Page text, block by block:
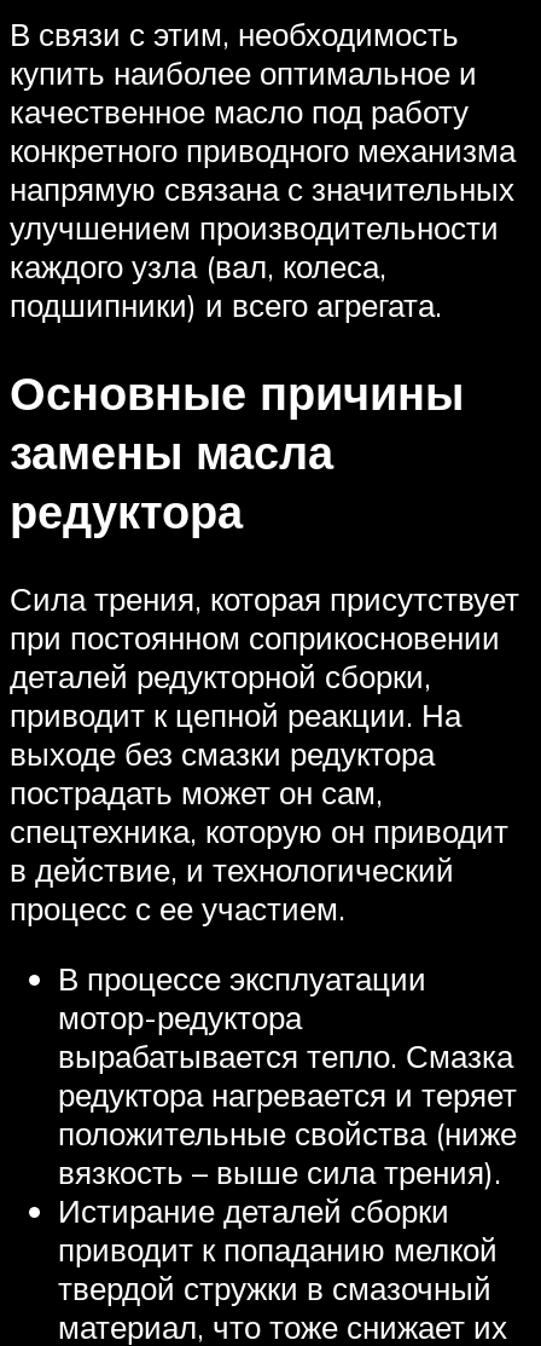
В связи с этим, необходимость
купить наиболее оптимальное и
качественное масло под работу
конкретного приводного механизма
напрямую связана с значительных
улучшением производительности
каждого узла (вал, колеса,
подшипники) и всего агрегата.
Основные причины
замены масла
редуктора
Сила трения, которая присутствует
при постоянном соприкосновении
деталей редукторной сборки,
приводит к цепной реакции. На
выходе без смазки редуктора
пострадать может он сам,
спецтехника, которую он приводит
в действие, и технологический
процесс с ее участием.
В процессе эксплуатации
мотор-редуктора
вырабатывается тепло. Смазка
редуктора нагревается и теряет
положительные свойства (ниже
вязкость – выше сила трения).
Истирание деталей сборки
приводит к попаданию мелкой
твердой стружки в смазочный
материал, что тоже снижает их